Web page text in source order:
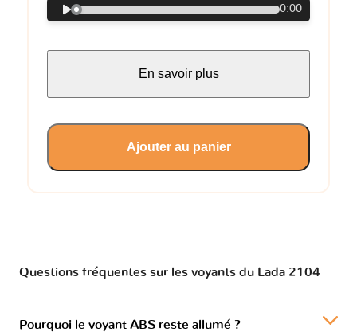
0:00
En savoir plus
Ajouter au panier
Questions fréquentes sur les voyants du Lada 2104
Pourquoi le voyant ABS reste allumé ?